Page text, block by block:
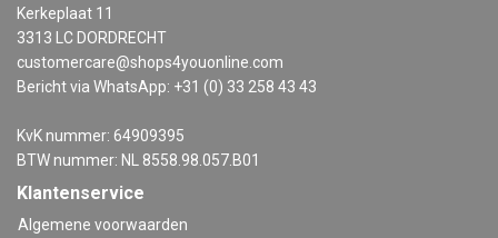
Kerkeplaat 11
3313 LC DORDRECHT
customercare@shops4youonline.com
Bericht via WhatsApp: +31 (0) 33 258 43 43
KvK nummer: 64909395
BTW nummer: NL 8558.98.057.B01
Klantenservice
Algemene voorwaarden